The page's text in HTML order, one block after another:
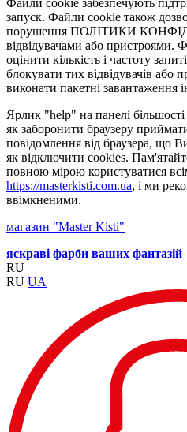
Файли cookie забезпечують
запуск. Файли cookie також
порушення ПОЛІТИКИ
відвідувачами або пристроями.
оцінити кількість і частоту
блокувати тих відвідувачів або
виконати пакетні завантаження
Ярлик "help" на панелі
як заборонити браузеру
повідомлення від браузера, що
як відключити cookies.
повною мірою користуватися
https://masterkisti.com.ua, і ми
ввімкненими.
магазин "Master Kisti"
яскраві фарби ваших фантазій
RU
RU UA